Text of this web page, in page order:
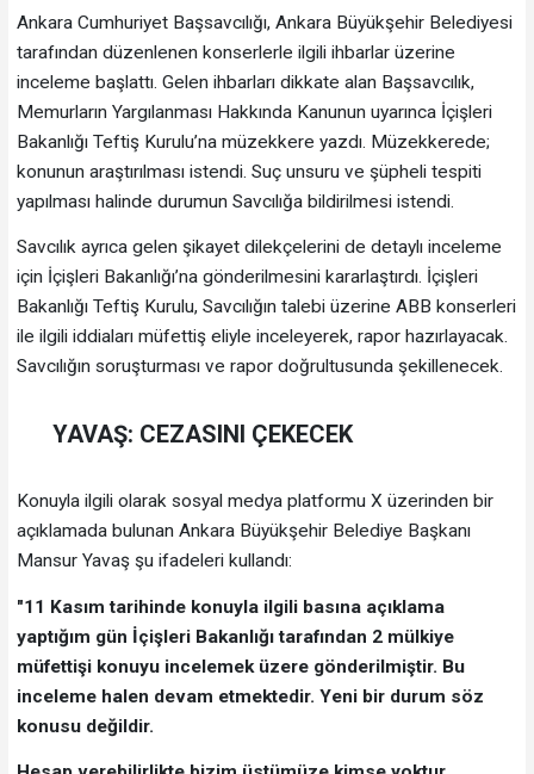
Ankara Cumhuriyet Başsavcılığı, Ankara Büyükşehir Belediyesi
tarafından düzenlenen konserlerle ilgili ihbarlar üzerine
inceleme başlattı. Gelen ihbarları dikkate alan Başsavcılık,
Memurların Yargılanması Hakkında Kanunun uyarınca İçişleri
Bakanlığı Teftiş Kurulu’na müzekkere yazdı. Müzekkerede;
konunun araştırılması istendi. Suç unsuru ve şüpheli tespiti
yapılması halinde durumun Savcılığa bildirilmesi istendi.
Savcılık ayrıca gelen şikayet dilekçelerini de detaylı inceleme
için İçişleri Bakanlığı’na gönderilmesini kararlaştırdı. İçişleri
Bakanlığı Teftiş Kurulu, Savcılığın talebi üzerine ABB konserleri
ile ilgili iddiaları müfettiş eliyle inceleyerek, rapor hazırlayacak.
Savcılığın soruşturması ve rapor doğrultusunda şekillenecek.
YAVAŞ: CEZASINI ÇEKECEK
Konuyla ilgili olarak sosyal medya platformu X üzerinden bir
açıklamada bulunan Ankara Büyükşehir Belediye Başkanı
Mansur Yavaş şu ifadeleri kullandı:
"11 Kasım tarihinde konuyla ilgili basına açıklama
yaptığım gün İçişleri Bakanlığı tarafından 2 mülkiye
müfettişi konuyu incelemek üzere gönderilmiştir. Bu
inceleme halen devam etmektedir. Yeni bir durum söz
konusu değildir.